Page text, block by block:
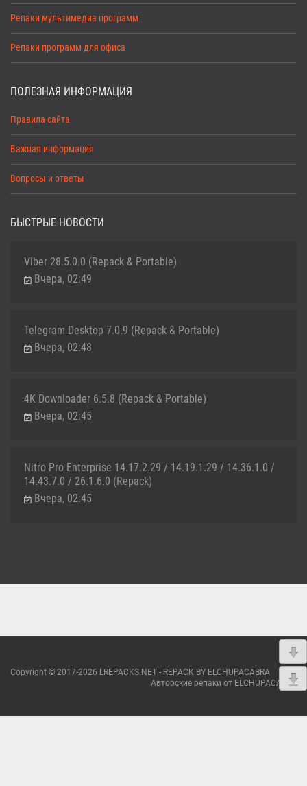
Репаки мультимедиа программ
Репаки программ для офиса
ПОЛЕЗНАЯ ИНФОРМАЦИЯ
Правила сайта
Важная информация
Вопросы и ответы
БЫСТРЫЕ НОВОСТИ
Viber 28.5.0.0 (Repack & Portable)
Вчера, 02:49
Telegram Desktop 7.0.9 (Repack & Portable)
Вчера, 02:48
4K Downloader 6.5.8 (Repack & Portable)
Вчера, 02:45
Nitro Pro Enterprise 14.17.2.29 / 14.19.1.29 / 14.36.1.0 /
14.43.7.0 / 26.1.6.0 (Repack)
Вчера, 02:45
Copyright © 2017-2026 LREPACKS.NET - REPACK BY ELCHUPACABRA
Авторские репаки от ELCHUPACABRA